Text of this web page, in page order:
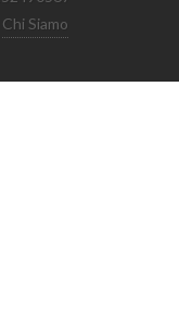
Chi Siamo